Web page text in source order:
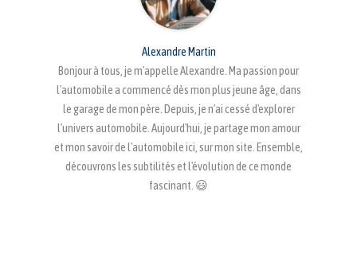
Alexandre Martin
Bonjour à tous, je m'appelle Alexandre. Ma passion pour
l'automobile a commencé dès mon plus jeune âge, dans
le garage de mon père. Depuis, je n'ai cessé d'explorer
l'univers automobile. Aujourd'hui, je partage mon amour
et mon savoir de l'automobile ici, sur mon site. Ensemble,
découvrons les subtilités et l'évolution de ce monde
fascinant. 😃